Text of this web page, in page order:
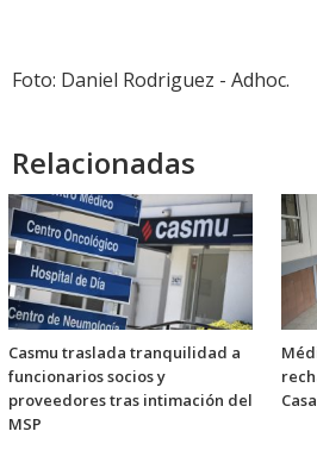
Foto: Daniel Rodriguez - Adhoc.
Relacionadas
Casmu traslada tranquilidad a
funcionarios socios y
proveedores tras intimación del
MSP